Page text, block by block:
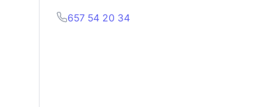
657 54 20 34